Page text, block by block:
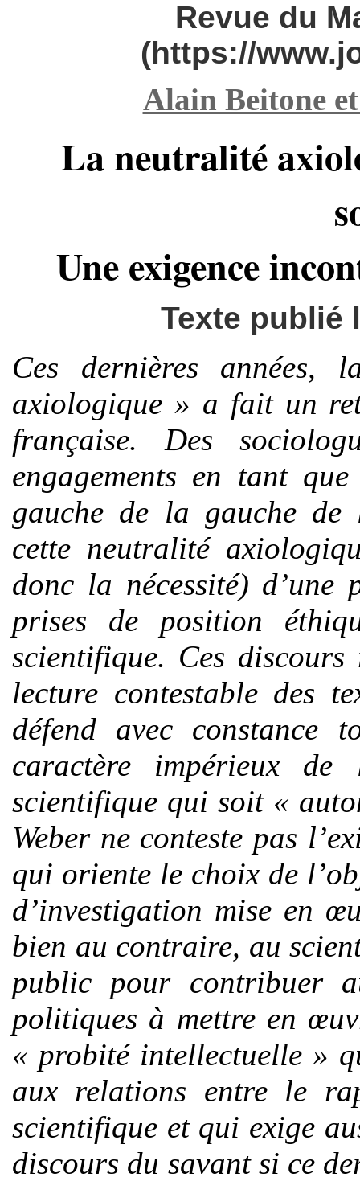
Revue du
(https://
Alain Beitone
La neutralité
Une exigence
Texte publié
Ces dernières
axiologique » a fait un
française. Des
engagements en tant
gauche de la gauche de
cette neutralité
donc la nécessité)
prises de position
scientifique. Ces
lecture contestable des
défend avec
caractère impérieux de
scientifique qui soit «
Weber ne conteste pas
qui oriente le choix de
d’investigation mise en
bien au contraire, au
public pour contribuer
politiques à mettre en
« probité intellectuelle»
aux relations entre le
scientifique et qui exige
discours du savant si ce